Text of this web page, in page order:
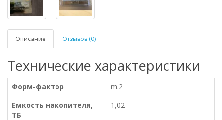
Описание Отзывов (0)
Технические характеристики
Форм-фактор
m.2
Емкость накопителя,
ТБ
1,02